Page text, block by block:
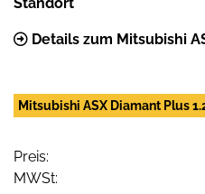
Details zum Mitsubishi
Mitsubishi ASX Diamant Plus
Preis:
MWSt: